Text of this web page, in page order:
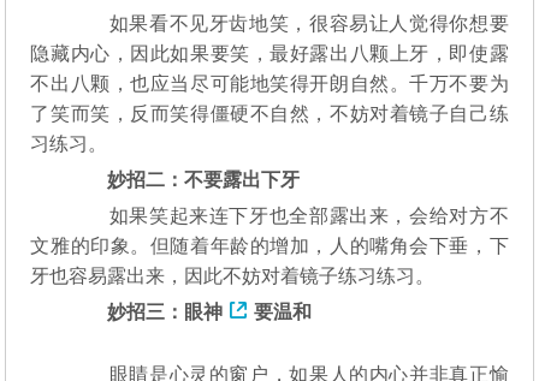
如果看不见牙齿地笑，很容易让人觉得你想要
隐藏内心，因此如果要笑，最好露出八颗上牙，即使露
不出八颗，也应当尽可能地笑得开朗自然。千万不要为
了笑而笑，反而笑得僵硬不自然，不妨对着镜子自己练
习练习。
妙招二：不要露出下牙
如果笑起来连下牙也全部露出来，会给对方不
文雅的印象。但随着年龄的增加，人的嘴角会下垂，下
牙也容易露出来，因此不妨对着镜子练习练习。
妙招三： 眼神 要温和
眼睛是心灵的窗户，如果人的内心并非真正愉